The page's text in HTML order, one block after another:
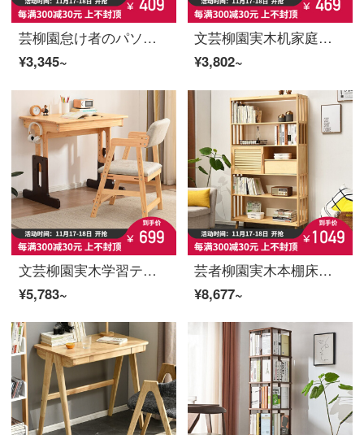
芸柳園怠け者のパソコン椅子とソファと木のオフィスチェアの書斎背もたれと電気競椅子のシングル回転椅子とカジュアル椅子の快適な家庭用椅子の青いストライプ（成長モデル）
¥3,345~
文芸柳園実木机家庭用机棚一体学習机書斎シンプルデスクデスクパソコンデスク原木色書棚
¥3,802~
文芸柳園実木学習テーブルは昇降学生机と机と椅子のセットに家庭用デスクと机とパソコンのテーブルを組み合わせて色のテーブルにぶつかることができます。
¥5,783~
芸者柳園実木本棚床置き棚簡易書棚寝室リビングルーム学生用収納棚原木色
¥8,677~